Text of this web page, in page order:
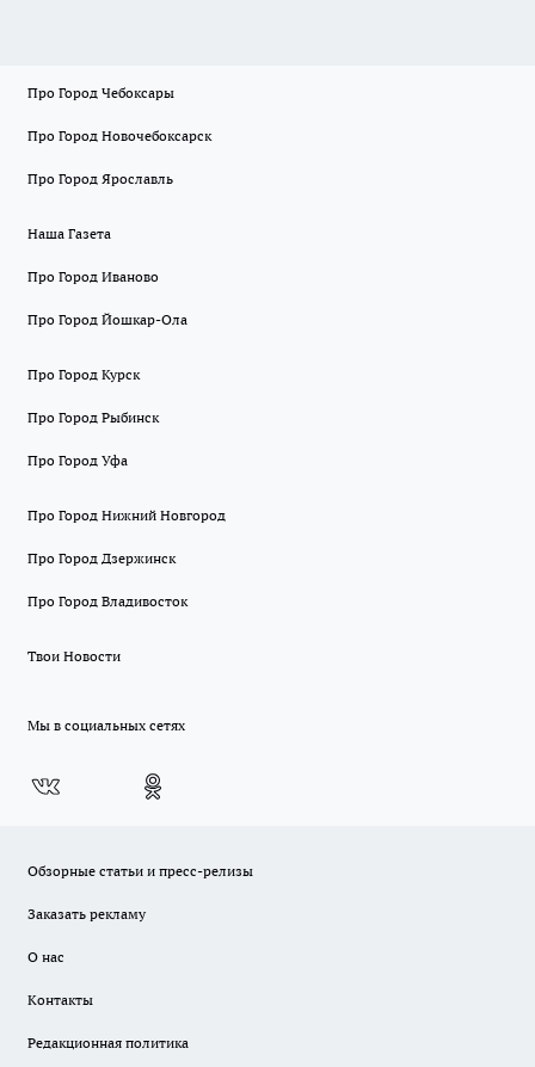
Про Город Чебоксары
Про Город Новочебоксарск
Про Город Ярославль
Наша Газета
Про Город Иваново
Про Город Йошкар-Ола
Про Город Курск
Про Город Рыбинск
Про Город Уфа
Про Город Нижний Новгород
Про Город Дзержинск
Про Город Владивосток
Твои Новости
Мы в социальных сетях
Обзорные статьи и пресс-релизы
Заказать рекламу
О нас
Контакты
Редакционная политика